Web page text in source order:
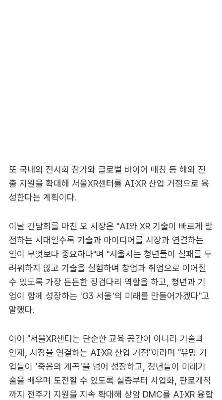
또 국내외 전시회 참가와 글로벌 바이어 매칭 등 해외 진
출 지원을 확대해 서울XR센터를 AI·XR 산업 거점으로 육
성한다는 계획이다.
이날 간담회를 마친 오 시장은 "AI와 XR 기술이 빠르게 발
전하는 시대일수록 기술과 아이디어를 시장과 연결하는
일이 무엇보다 중요하다"며 "서울시는 청년들이 실패를 두
려워하지 않고 기술을 실험하며 창업과 취업으로 이어질
수 있도록 가장 든든한 징검다리 역할을 하고, 청년과 기
업이 함께 성장하는 'G3 서울'의 미래를 만들어가겠다"고
말했다.
이어 "서울XR센터는 단순한 교육 공간이 아니라 기술과
인재, 시장을 연결하는 AI·XR 산업 거점"이라며 "유망 기
업들이 '죽음의 계곡'을 넘어 성장하고, 청년들이 미래기
술을 배우며 도전할 수 있도록 실증부터 사업화, 판로개척
까지 전주기 지원을 지속 확대해 상암 DMC를 AI·XR 융합